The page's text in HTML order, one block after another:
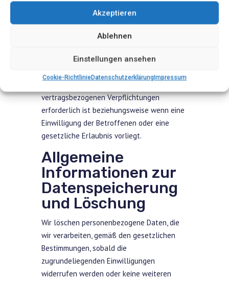
Akzeptieren
Ablehnen
Einstellungen ansehen
Cookie-RichtlinieDatenschutzerklärungImpressum
unserer Organisation übermitteln oder
ihnen den Zugriff darauf gewähren. Sofern
die Datenweitergabe zu administrativen
berechtigten unternehmerischen und
betriebswirtschaftlichen Interessen oder
erfolgt, sofern sie zur Erfüllung unserer
vertragsbezogenen Verpflichtungen
erforderlich ist beziehungsweise wenn eine
Einwilligung der Betroffenen oder eine
gesetzliche Erlaubnis vorliegt.
Allgemeine
Informationen zur
Datenspeicherung
und Löschung
Wir löschen personenbezogene Daten, die
wir verarbeiten, gemäß den gesetzlichen
Bestimmungen, sobald die
zugrundeliegenden Einwilligungen
widerrufen werden oder keine weiteren